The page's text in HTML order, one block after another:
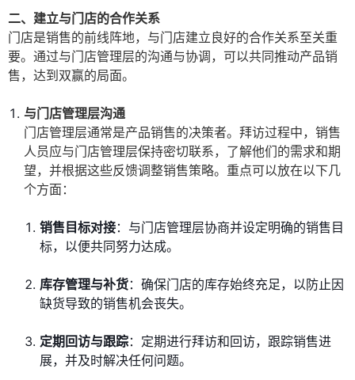
二、建立与门店的合作关系
门店是销售的前线阵地，与门店建立良好的合作关系至关重
要。通过与门店管理层的沟通与协调，可以共同推动产品销
售，达到双赢的局面。
与门店管理层沟通
门店管理层通常是产品销售的决策者。拜访过程中，销售
人员应与门店管理层保持密切联系，了解他们的需求和期
望，并根据这些反馈调整销售策略。重点可以放在以下几
个方面：
销售目标对接：与门店管理层协商并设定明确的销售目
标，以便共同努力达成。
库存管理与补货：确保门店的库存始终充足，以防止因
缺货导致的销售机会丧失。
定期回访与跟踪：定期进行拜访和回访，跟踪销售进
展，并及时解决任何问题。